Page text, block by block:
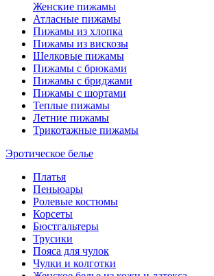
Женские пижамы
Атласные пижамы
Пижамы из хлопка
Пижамы из вискозы
Шелковые пижамы
Пижамы с брюками
Пижамы с бриджами
Пижамы с шортами
Теплые пижамы
Летние пижамы
Трикотажные пижамы
Эротическое белье
Платья
Пеньюары
Ролевые костюмы
Корсеты
Бюстгальтеры
Трусики
Пояса для чулок
Чулки и колготки